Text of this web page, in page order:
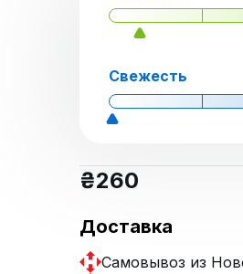
Свежесть
₴260
Доставка
Самовывоз из